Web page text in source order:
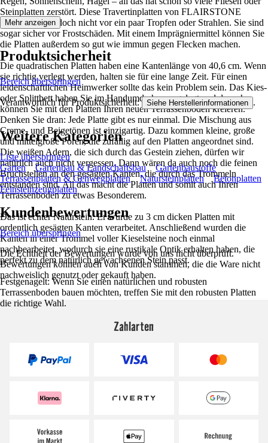
Steinplatten zerstört. Diese Travertinplatten von FLAIRSTONE
fürchten sich jedoch nicht vor ein paar Tropfen oder Strahlen. Sie sind
sogar sicher vor Frostschäden. Mit einem Imprägniermittel können Sie
die Platten außerdem so gut wie immun gegen Flecken machen.
Die quadratischen Platten haben eine Kantenlänge von 40,6 cm. Wenn
sie richtig verlegt werden, halten sie für eine lange Zeit. Für einen
leidenschaftlichen Heimwerker sollte das kein Problem sein. Das Kies-
oder Splittbett haben Sie im Handumdrehen angelegt und danach
können Sie mit den Platten Ihren neuen Terrassenboden kreieren.
Denken Sie dran: Jede Platte gibt es nur einmal. Die Mischung aus
Creme- und Beigetönen ist einzigartig. Dazu kommen kleine, große
und mittelgroße Poren, die zufällig auf den Platten angeordnet sind.
Die weißen Adern, die sich durch das Gestein ziehen, dürfen wir
natürlich auch nicht vergessen. Dann wären da auch noch die feinen
Bruchstellen an den gesägten Kanten, die durch das Trommeln
entstanden sind. All das macht die Platten und somit auch Ihren
Terrassenboden zu etwas Besonderem.
Das ist echter Naturstein. Er wurde zu 3 cm dicken Platten mit
ordentlich gesägten Kanten verarbeitet. Anschließend wurden die
Kanten in einer Trommel voller Kieselsteine noch einmal
nachbearbeitet, wodurch sie eine rustikale Optik erhalten haben, die
perfekt zu dem natürlich gewachsenen Stein passt.
Festgenagelt: Wenn Sie einen natürlichen und robusten
Terrassenboden bauen möchten, treffen Sie mit den robusten Platten
die richtige Wahl.
Mehr anzeigen
Produktsicherheit
Bereich überspringen
Verantwortlich für Produktsicherheit: Siehe Herstellerinformationen .
Weitere Kategorien
Liste überspringen
Garten
Gartenbau & Landschaftsbau
Gartenbaustoffe
Terrassenplatten & Gehwegplatten
Natursteinplatten
Betonplatten
Feinsteinzeugplatten
Kundenbewertungen
Bereich überspringen
Die Echtheit der Bewertungen wurde von uns nicht überprüft.
Bewertungen können auch von Kunden stammen, die die Ware nicht
nachweislich genutzt oder gekauft haben.
Zahlarten